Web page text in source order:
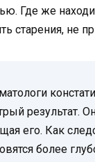
Где же
старения, не
результат.
его. Как
более